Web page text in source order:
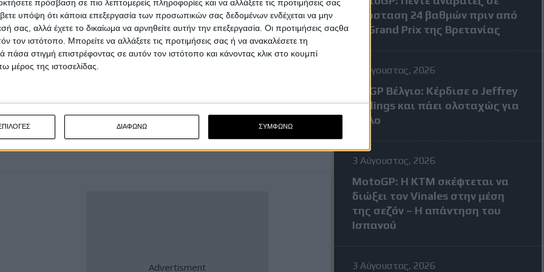
πρόσβαση σε πιο λεπτομερείς πληροφορίες και να αλλάξετε τις προτιμήσεις σας
υπόψη ότι κάποια επεξεργασία των προσωπικών σας δεδομένων ενδέχεται να μην
σας, αλλά έχετε το δικαίωμα να αρνηθείτε αυτήν την επεξεργασία. Οι προτιμήσεις σαςθα
τον ιστότοπο. Μπορείτε να αλλάξετε τις προτιμήσεις σας ή να ανακαλέσετε τη
στιγμή επιστρέφοντας σε αυτόν τον ιστότοπο και κάνοντας κλικ στο κουμπί
μέρος της ιστοσελίδας.
ΔΙΑΦΩΝΩ ΣΥΜΦΩΝΩ
για μοτοσυκλέτες, Wim Van Achter
που μας προσφέρουν μπόλικο θέαμα. Κάθε
και το σθένος να κάνει πάρα
να είναι παρούσα σε πρωταθλήματα που
Το βραβείο της Dunlop αντιπροσωπεύει τις
απόσταση 24 βαθμών πριν από
το Grand Prix της Βρετανίας
3 Αύγουστος, 2026
MXGP Βέλγιο: Κέρδισε ο Jeffrey
Herlings και πάει ολοταχώς για
τίτλο
3 Αύγουστος, 2026
MotoGP: Η KTM σκέφτεται να
διώξει τον Vinales στην μέση
της σεζόν – Η απάντηση του
Ισπανού
3 Αύγουστος, 2026